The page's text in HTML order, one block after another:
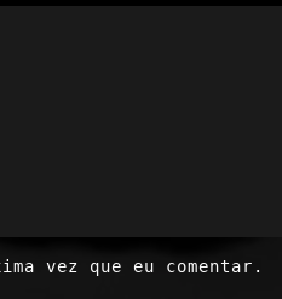
vez que eu comentar.